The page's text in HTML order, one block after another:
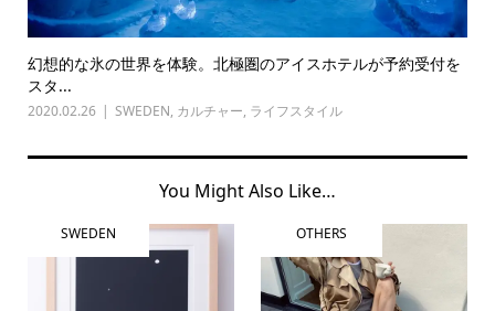
幻想的な氷の世界を体験。北極圏のアイスホテルが予約受付を
スタ...
2020.02.26 SWEDEN, カルチャー, ライフスタイル
You Might Also Like…
SWEDEN OTHERS